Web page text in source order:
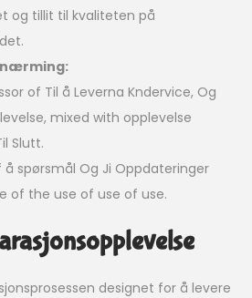
og tillit til kvaliteten på
of Til å Leverna Kndervice, Og
mixed with opplevelse
Slutt.
å spørsmål Og Ji Oppdateringer
of the use of use of use.
designet for å levere